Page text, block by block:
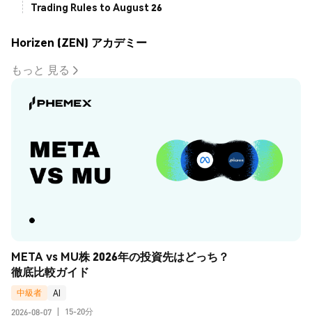
Trading Rules to August 26
Horizen (ZEN) アカデミー
もっと 見る
META vs MU株 2026年の投資先はどっち？
徹底比較ガイド
中級者
AI
2026-08-07
15-20分